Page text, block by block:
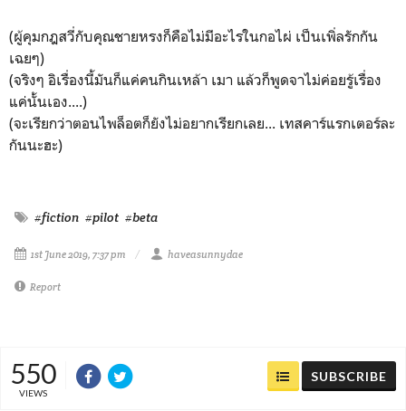
(ผู้คุมกฎสวี่กับคุณชายหรงก็คือไม่มีอะไรในกอไผ่ เป็นเพิ่ลรักกัน
เฉยๆ)
(จริงๆ อิเรื่องนี้มันก็แค่คนกินเหล้า เมา แล้วก็พูดจาไม่ค่อยรู้เรื่อง
แค่นั้นเอง....)
(จะเรียกว่าตอนไพล็อตก็ยังไม่อยากเรียกเลย... เทสคาร์แรกเตอร์ละ
กันนะฮะ)
#fiction #pilot #beta
1st June 2019, 7:37 pm haveasunnydae
Report
550
VIEWS
SUBSCRIBE